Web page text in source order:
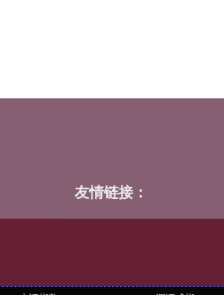
友情链接：